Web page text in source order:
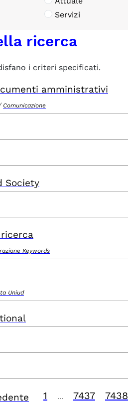
Servizi
ricerca
i criteri specificati.
amministrativi
Comunicazione
Society
Keywords
Uniud
1 7437 7438